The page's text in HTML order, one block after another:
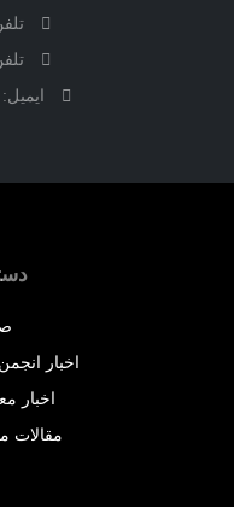
تلفن:
021-88424345
تلفن:
021-88430313
ایمیل:
صفحه
اخبار انجمن
اخبار
مقالات